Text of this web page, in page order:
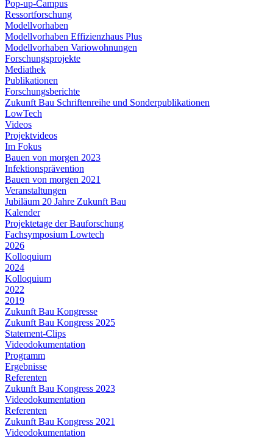
Pop-up-Campus
Ressortforschung
Modellvorhaben
Modellvorhaben Effizienzhaus Plus
Modellvorhaben Variowohnungen
Forschungsprojekte
Mediathek
Publikationen
Forschungsberichte
Zukunft Bau Schriftenreihe und Sonderpublikationen
LowTech
Videos
Projektvideos
Im Fokus
Bauen von morgen 2023
Infektionsprävention
Bauen von morgen 2021
Veranstaltungen
Jubiläum 20 Jahre Zukunft Bau
Kalender
Projektetage der Bauforschung
Fachsymposium Lowtech
2026
Kolloquium
2024
Kolloquium
2022
2019
Zukunft Bau Kongresse
Zukunft Bau Kongress 2025
Statement-Clips
Videodokumentation
Programm
Ergebnisse
Referenten
Zukunft Bau Kongress 2023
Videodokumentation
Referenten
Zukunft Bau Kongress 2021
Videodokumentation